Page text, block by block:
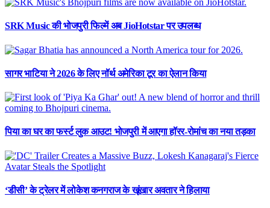
SRK Music की भोजपुरी फिल्में अब JioHotstar पर उपलब्ध
सागर भाटिया ने 2026 के लिए नॉर्थ अमेरिका टूर का ऐलान किया
पिया का घर का फर्स्ट लुक आउट! भोजपुरी में आएगा हॉरर-रोमांच का नया तड़का
‘डीसी’ के ट्रेलर में लोकेश कनगराज के खूंखार अवतार ने हिलाया